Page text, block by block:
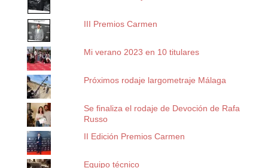
III Premios Carmen
Mi verano 2023 en 10 titulares
Próximos rodaje largometraje Málaga
Se finaliza el rodaje de Devoción de Rafa
Russo
II Edición Premios Carmen
Equipo técnico